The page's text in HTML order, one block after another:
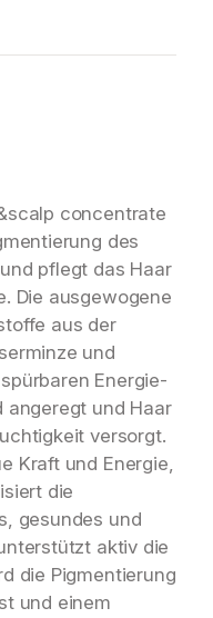
concentrate
des
pflegt das Haar
Die ausgewogene
aus der
und
Energie-
angeregt und Haar
versorgt.
Kraft und Energie,
die
gesundes und
aktiv die
die Pigmentierung
und einem